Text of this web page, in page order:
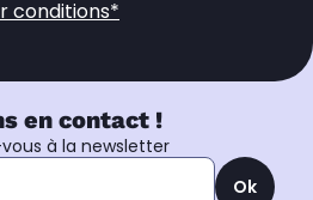
conditions*
en contact !
à la newsletter
Ok